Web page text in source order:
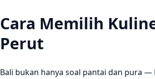
Cara Memilih
Perut
Bali bukan hanya soal pantai dan pura